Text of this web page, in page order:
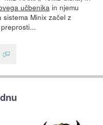
učbenikain njemu
Minix začel z